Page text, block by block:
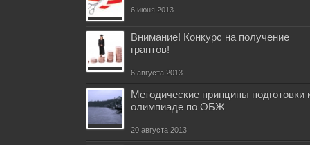
6 июня 2013
Внимание! Конкурс на получение
грантов!
6 августа 2013
Методические принципы подготовки
олимпиаде по ОБЖ
20 августа 2013